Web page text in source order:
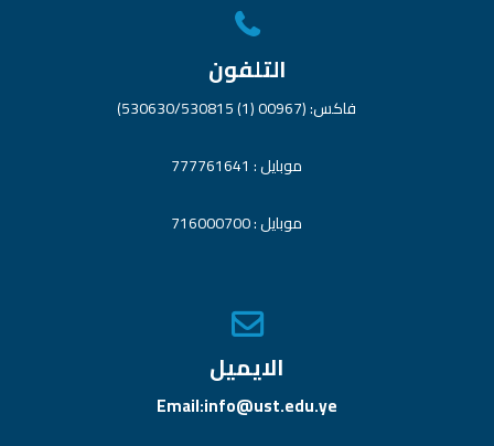
التلفون
فاكس: (00967 (1) 530630/530815)
موبايل : 777761641
موبايل : 716000700
الايميل
Email:info@ust.edu.ye